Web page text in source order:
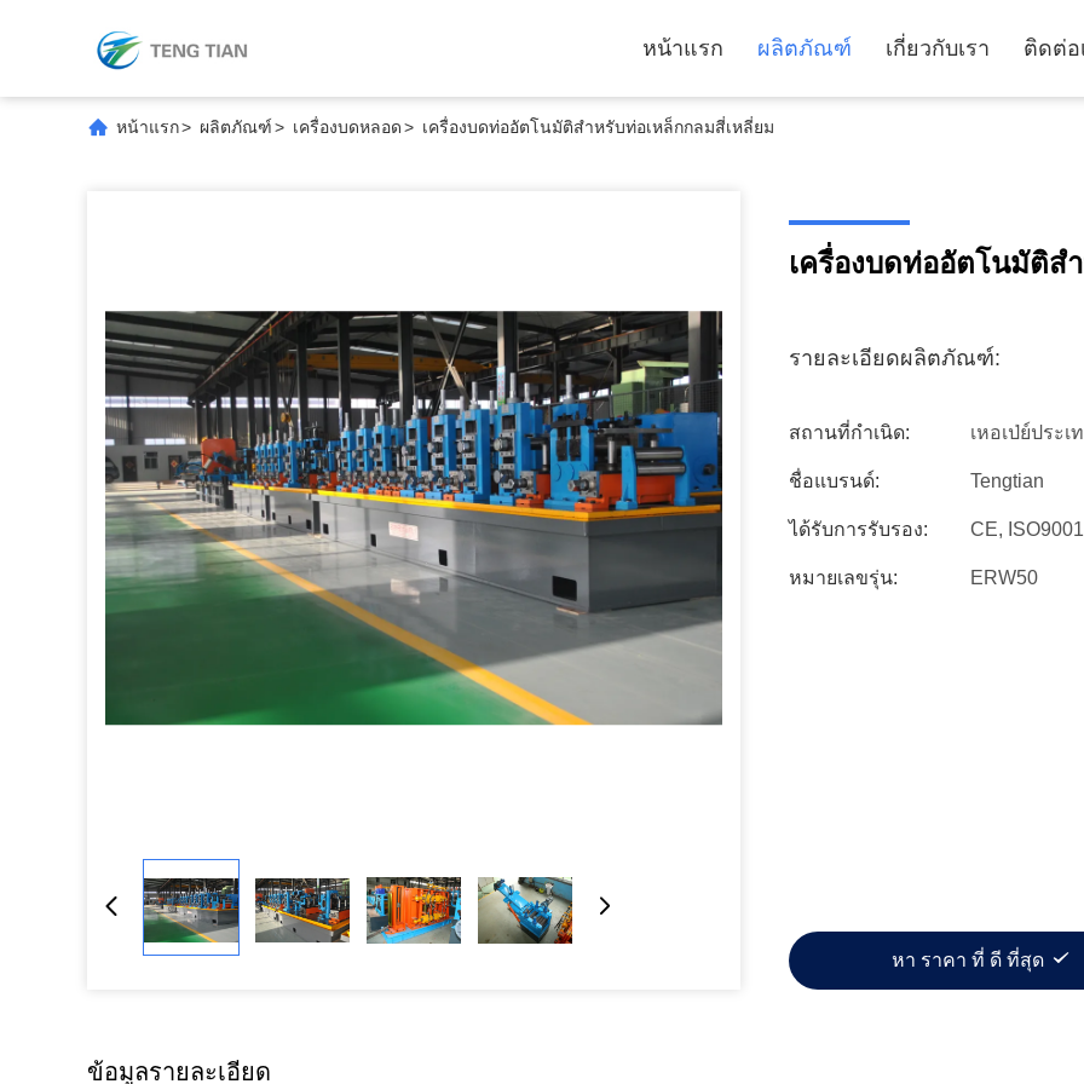
หน้าแรก ผลิตภัณฑ์ เกี่ยวกับเรา ติดต่อ
หน้าแรก> ผลิตภัณฑ์> เครื่องบดหลอด> เครื่องบดท่ออัตโนมัติสําหรับท่อเหล็กกลมสี่เหลี่ยม
เครื่องบดท่ออัตโนมัติสํ
รายละเอียดผลิตภัณฑ์:
สถานที่กำเนิด: เหอเป่ย์ประเ
ชื่อแบรนด์: Tengtian
ได้รับการรับรอง: CE,
หมายเลขรุ่น: ERW50
หา ราคา ที่ ดี ที่สุด
ข้อมูลรายละเอียด